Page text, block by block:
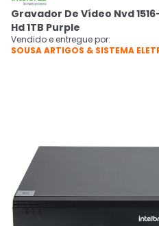
Cupons
Mais Vendidos
Gravador De Vídeo Nvd
Hd 1TB Purple
Vendido e entregue por:
SOUSA ARTIGOS & SISTEMA